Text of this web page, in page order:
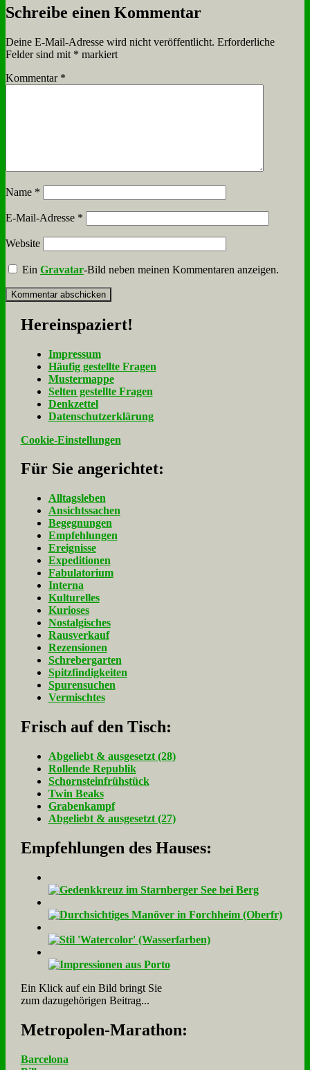
Schreibe einen Kommentar
Deine E-Mail-Adresse wird nicht veröffentlicht. Erforderliche
Felder sind mit * markiert
Kommentar *
Name *
E-Mail-Adresse *
Website
EinGravatar-Bild neben meinen Kommentaren anzeigen.
Her­ein­spa­ziert!
Im­pres­sum
Häu­fig ge­stell­te Fra­gen
Mu­ster­map­pe
Sel­ten ge­stell­te Fra­gen
Denk­zet­tel
Da­ten­schutz­er­klä­rung
Cookie-Einstellungen
Für Sie an­ge­rich­tet:
Alltagsleben
Ansichtssachen
Begegnungen
Empfehlungen
Ereignisse
Expeditionen
Fabulatorium
Interna
Kulturelles
Kurioses
Nostalgisches
Rausverkauf
Rezensionen
Schrebergarten
Spitzfindigkeiten
Spurensuchen
Vermischtes
Frisch auf den Tisch:
Ab­ge­liebt & aus­ge­setzt (28)
Rol­len­de Re­pu­blik
Schorn­stein­früh­stück
Twin Beaks
Gra­ben­kampf
Ab­ge­liebt & aus­ge­setzt (27)
Empfehlungen des Hauses:
Ein Klick auf ein Bild bringt Sie
zum dazugehörigen Beitrag...
Me­tro­po­len-Ma­ra­thon:
Barcelona